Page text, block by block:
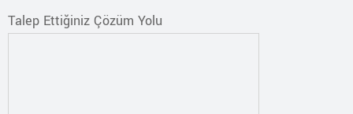
Talep Ettiğiniz Çözüm Yolu